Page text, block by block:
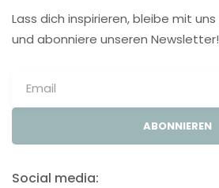
Lass dich inspirieren, bleibe mit
und abonniere unseren Newsletter!
ABONNIEREN
Social media: